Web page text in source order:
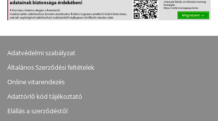
Adatvédelmi szabályzat
Általános Szerződési feltételek
Online vitarendezés
Adattörlő kód tájékoztató
Elállás a szerződéstől